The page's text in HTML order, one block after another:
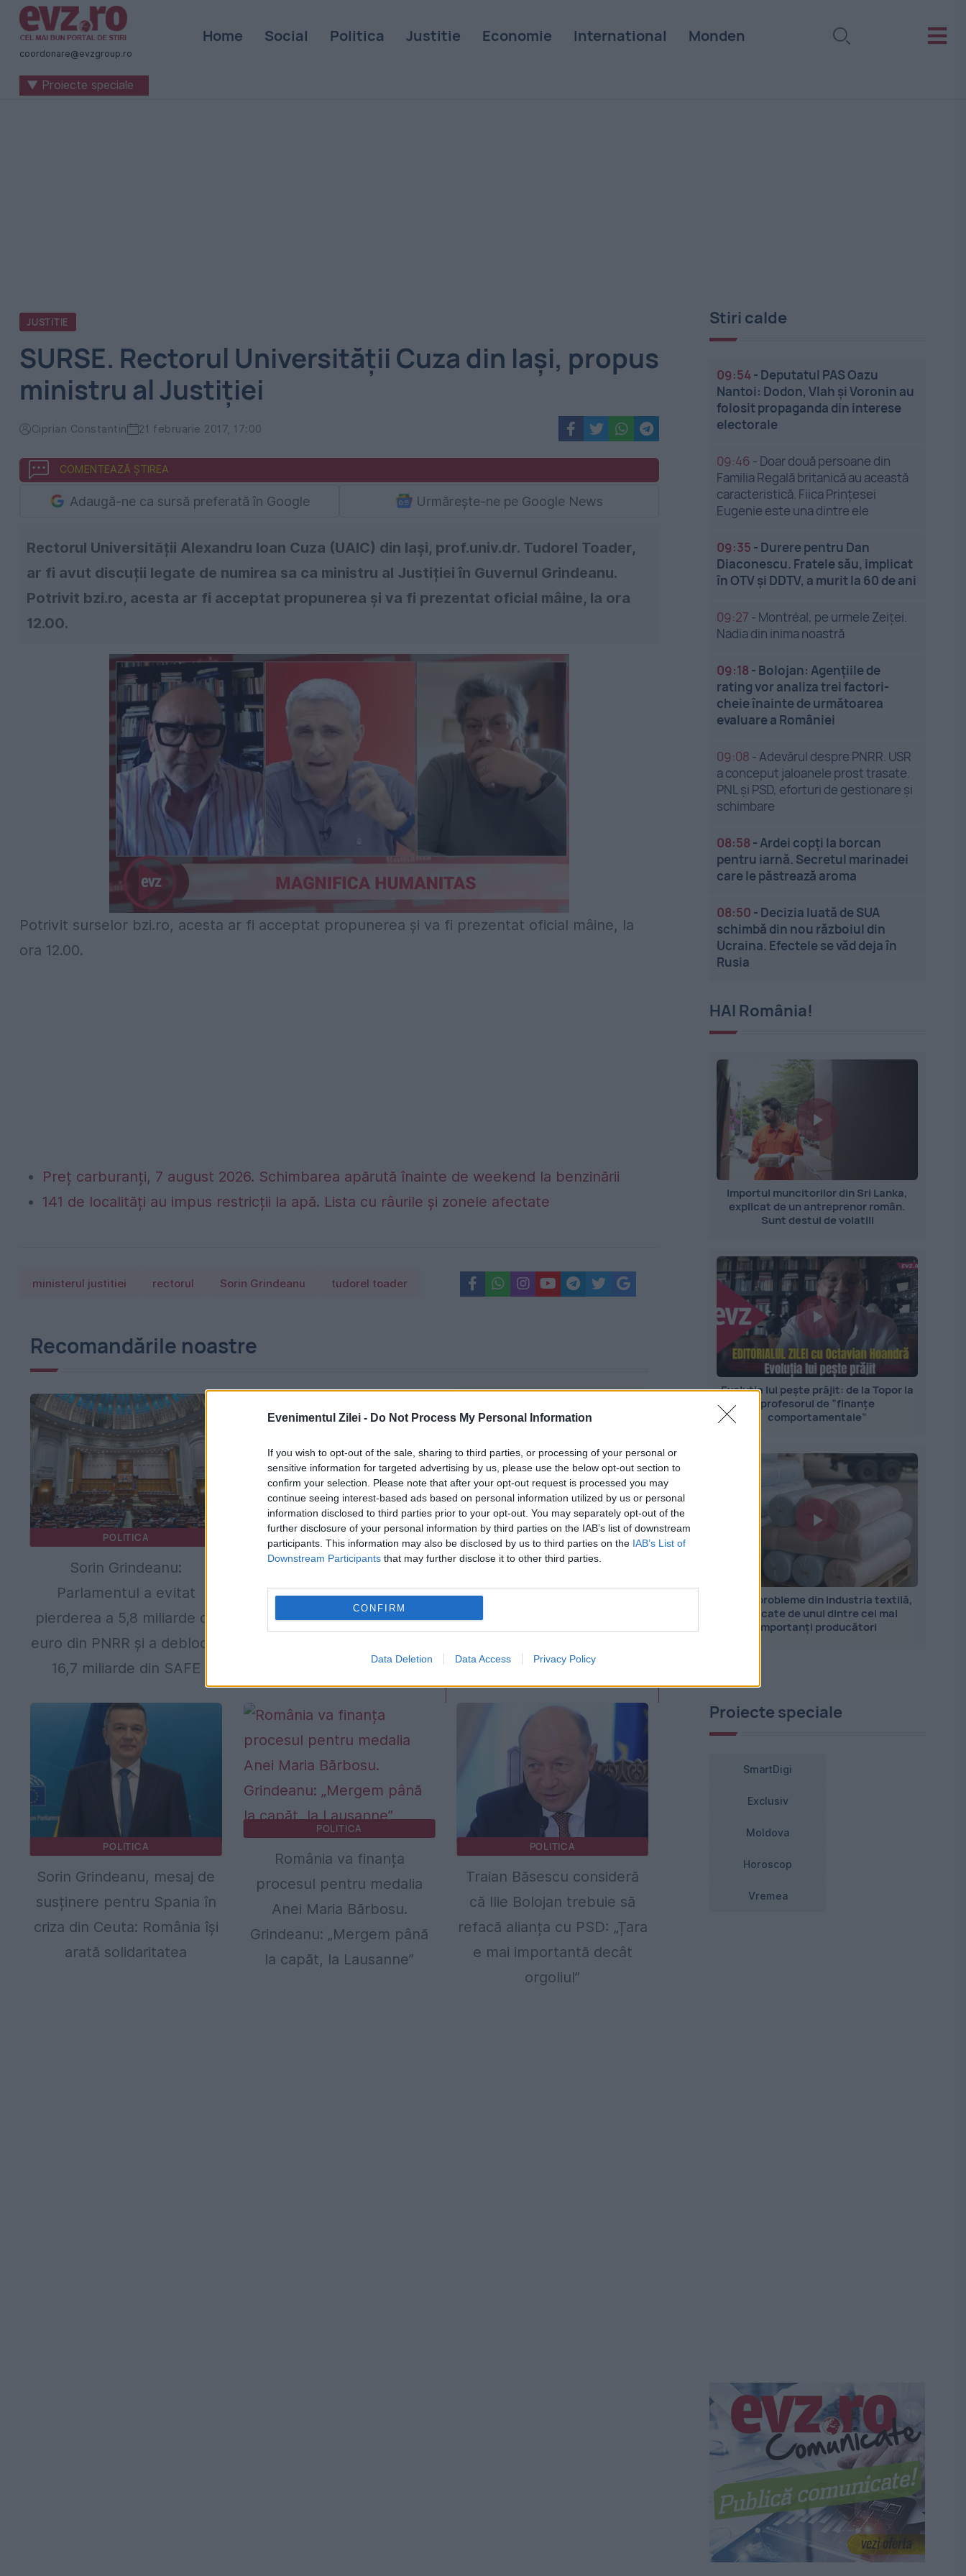
Evenimentul Zilei - Do Not Process My Personal Information
If you wish to opt-out of the sale, sharing to third parties, or processing of your personal or
sensitive information for targeted advertising by us, please use the below opt-out section to
confirm your selection. Please note that after your opt-out request is processed you may
continue seeing interest-based ads based on personal information utilized by us or personal
information disclosed to third parties prior to your opt-out. You may separately opt-out of the
further disclosure of your personal information by third parties on the IAB’s list of downstream
participants. This information may also be disclosed by us to third parties on the IAB’s List of
Downstream Participants that may further disclose it to other third parties.
CONFIRM
Data Deletion Data Access Privacy Policy
Știri
naționale
internaționale
coordonare@evzgroup.ro
Home Social Politica Justitie Economie International Monden
▼ Proiecte speciale
JUSTITIE
SURSE. Rectorul Universității Cuza din Iași, propus
ministru al Justiției
Ciprian Constantin 21 februarie 2017, 17:00
COMENTEAZĂ ȘTIREA
Adaugă-ne ca sursă preferată în Google Urmărește-ne pe Google News
Rectorul Universității Alexandru Ioan Cuza (UAIC) din Iași, prof.univ.dr. Tudorel Toader,
ar fi avut discuții legate de numirea sa ca ministru al Justiției în Guvernul Grindeanu.
Potrivit bzi.ro, acesta ar fi acceptat propunerea și va fi prezentat oficial mâine, la ora
12.00.
Potrivit surselor bzi.ro, acesta ar fi acceptat propunerea și va fi prezentat oficial mâine, la
ora 12.00.
Preț carburanți, 7 august 2026. Schimbarea apărută înainte de weekend la benzinării
141 de localități au impus restricții la apă. Lista cu râurile și zonele afectate
ministerul justitiei rectorul Sorin Grindeanu tudorel toader
Recomandările noastre
POLITICA
Sorin Grindeanu:
Parlamentul a evitat
pierderea a 5,8 miliarde de
euro din PNRR și a deblocat
16,7 miliarde din SAFE
POLITICA
Ilie Bolojan critică votul din
Senat: Se pun în pericol
miliardele de euro din PNRR
de Comisia Europeană
POLITICA
Bolojan: Agențiile de rating
vor analiza trei factori-
României
POLITICA
Sorin Grindeanu, mesaj de
susținere pentru Spania în
criza din Ceuta: România își
arată solidaritatea
POLITICA
România va finanța
procesul pentru medalia
Anei Maria Bărbosu.
Grindeanu: „Mergem până
la capăt, la Lausanne”
POLITICA
Traian Băsescu consideră
că Ilie Bolojan trebuie să
refacă alianța cu PSD: „Țara
e mai importantă decât
orgoliul”
Stiri calde
09:54- Deputatul PAS Oazu
Nantoi: Dodon, Vlah și Voronin au
folosit propaganda din interese
electorale
09:46 - Doar două persoane din
Familia Regală britanică au această
caracteristică. Fiica Prințesei
Eugenie este una dintre ele
09:35 - Durere pentru Dan
Diaconescu. Fratele său, implicat
în OTV și DDTV, a murit la 60 de ani
09:27 - Montréal, pe urmele Zeiței.
Nadia din inima noastră
09:18 - Bolojan: Agențiile de
rating vor analiza trei factori-
cheie înainte de următoarea
evaluare a României
09:08 -Adevărul despre PNRR. USR
a conceput jaloanele prost trasate.
PNL și PSD, eforturi de gestionare și
schimbare
08:58 -Ardei copți la borcan
pentru iarnă. Secretul marinadei
care le păstrează aroma
08:50 - Decizia luată de SUA
schimbă din nou războiul din
Ucraina. Efectele se văd deja în
Rusia
HAI România!
Importul muncitorilor din Sri Lanka,
explicat de un antreprenor român.
Sunt destul de volatili
Evoluția lui pește prăjit: de la Topor la
profesorul de ”finanțe
comportamentale”
Marile probleme din industria textilă,
explicate de unul dintre cei mai
importanți producători
Proiecte speciale
SmartDigi
Exclusiv
Moldova
Horoscop
Vremea